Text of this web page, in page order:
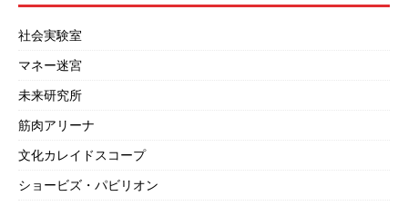
社会実験室
マネー迷宮
未来研究所
筋肉アリーナ
文化カレイドスコープ
ショービズ・パビリオン